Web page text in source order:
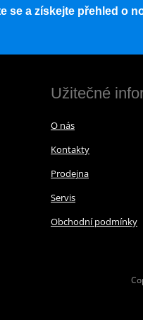
se a získejte přehled o
Užitečné
O nás
Kontakty
Prodejna
Servis
Obchodní podmínky